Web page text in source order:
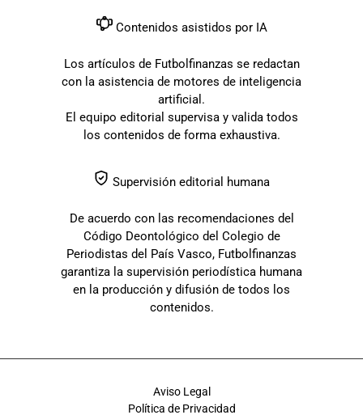
Contenidos asistidos por IA
Los artículos de Futbolfinanzas se redactan
con la asistencia de motores de inteligencia
artificial.
El equipo editorial supervisa y valida todos
los contenidos de forma exhaustiva.
Supervisión editorial humana
De acuerdo con las recomendaciones del
Código Deontológico del Colegio de
Periodistas del País Vasco, Futbolfinanzas
garantiza la supervisión periodística humana
en la producción y difusión de todos los
contenidos.
Aviso Legal
Política de Privacidad